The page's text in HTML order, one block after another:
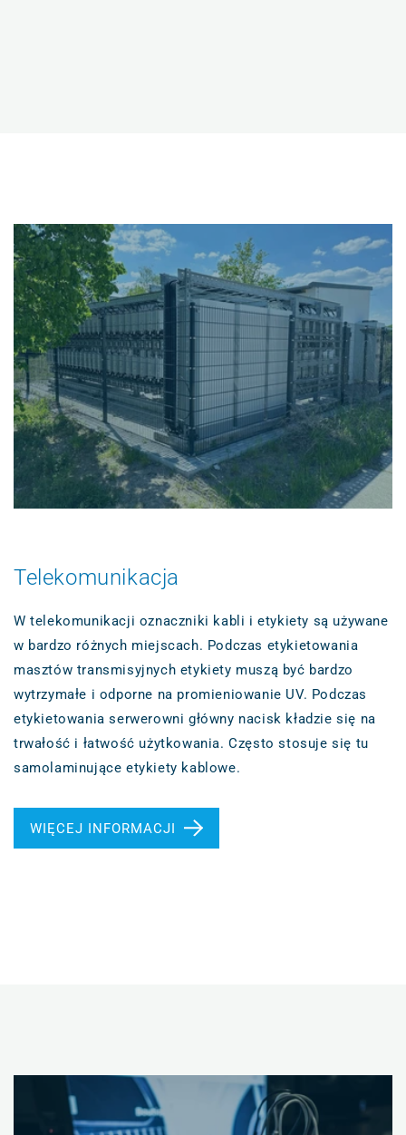
Telekomunikacja
W telekomunikacji oznaczniki kabli i etykiety są używane
w bardzo różnych miejscach. Podczas etykietowania
masztów transmisyjnych etykiety muszą być bardzo
wytrzymałe i odporne na promieniowanie UV. Podczas
etykietowania serwerowni główny nacisk kładzie się na
trwałość i łatwość użytkowania. Często stosuje się tu
samolaminujące etykiety kablowe.
WIĘCEJ INFORMACJI